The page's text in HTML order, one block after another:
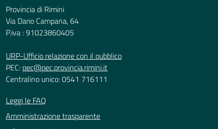
Provincia di Rimini
Via Dario Campana, 64
P.iva : 91023860405
URP-Ufficio relazione con il pubblico
PEC: pec@pec.provincia.rimini.it
Centralino unico: 0541 716111
Leggi le FAQ
Amministrazione trasparente